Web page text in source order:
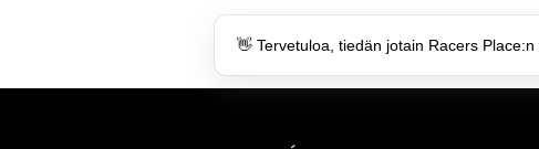
👋 Tervetuloa, tiedän jotain Racers